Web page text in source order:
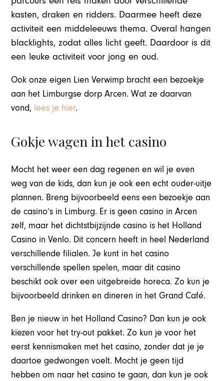
kasten, draken en ridders. Daarmee heeft deze
activiteit een middeleeuws thema. Overal hangen
blacklights, zodat alles licht geeft. Daardoor is dit
een leuke activiteit voor jong en oud.
Ook onze eigen Lien Verwimp bracht een bezoekje
aan het Limburgse dorp Arcen. Wat ze daarvan
vond, lees je hier.
Gokje wagen in het casino
Mocht het weer een dag regenen en wil je even
weg van de kids, dan kun je ook een echt ouder-uitje
plannen. Breng bijvoorbeeld eens een bezoekje aan
de casino’s in Limburg. Er is geen casino in Arcen
zelf, maar het dichtstbijzijnde casino is het Holland
Casino in Venlo. Dit concern heeft in heel Nederland
verschillende filialen. Je kunt in het casino
verschillende spellen spelen, maar dit casino
beschikt ook over een uitgebreide horeca. Zo kun je
bijvoorbeeld drinken en dineren in het Grand Café.
Ben je nieuw in het Holland Casino? Dan kun je ook
kiezen voor het try-out pakket. Zo kun je voor het
eerst kennismaken met het casino, zonder dat je je
daartoe gedwongen voelt. Mocht je geen tijd
hebben om naar het casino te gaan, dan kun je ook